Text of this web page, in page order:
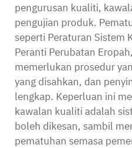
pengurusan kualiti,
pengujian produk.
seperti Peraturan Sistem
Peranti Perubatan
memerlukan prosedur
yang disahkan, dan
lengkap. Keperluan ini
kawalan kualiti adalah
boleh dikesan, sambil
pematuhan semasa